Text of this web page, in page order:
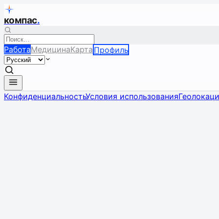
компас.
РаботаМедицинаКарта Профиль
КонфиденциальностьУсловия использования